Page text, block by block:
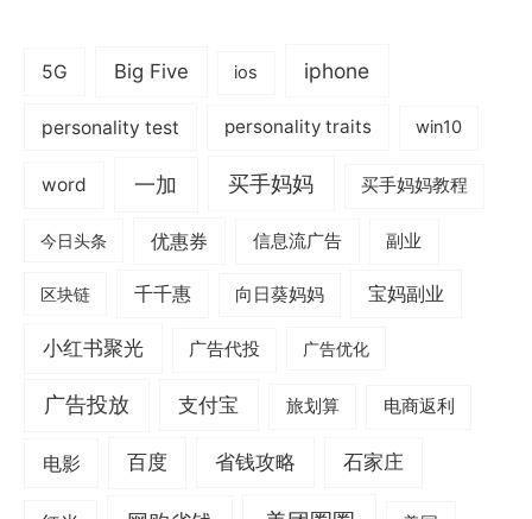
5G Big Five ios iphone
personality test personality traits win10
word 一加 买手妈妈 买手妈妈教程
今日头条 优惠券 信息流广告 副业
区块链 千千惠 向日葵妈妈 宝妈副业
小红书聚光 广告代投 广告优化
广告投放 支付宝 旅划算 电商返利
电影 百度 省钱攻略 石家庄